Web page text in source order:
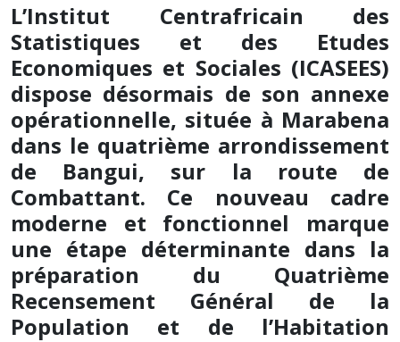
L’Institut Centrafricain des
Statistiques et des Etudes
Economiques et Sociales (ICASEES)
dispose désormais de son annexe
opérationnelle, située à Marabena
dans le quatrième arrondissement
de Bangui, sur la route de
Combattant. Ce nouveau cadre
moderne et fonctionnel marque
une étape déterminante dans la
préparation du Quatrième
Recensement Général de la
Population et de l’Habitation